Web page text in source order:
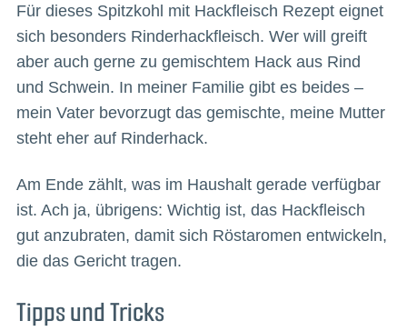
Für dieses Spitzkohl mit Hackfleisch Rezept eignet
sich besonders Rinderhackfleisch. Wer will greift
aber auch gerne zu gemischtem Hack aus Rind
und Schwein. In meiner Familie gibt es beides –
mein Vater bevorzugt das gemischte, meine Mutter
steht eher auf Rinderhack.
Am Ende zählt, was im Haushalt gerade verfügbar
ist. Ach ja, übrigens: Wichtig ist, das Hackfleisch
gut anzubraten, damit sich Röstaromen entwickeln,
die das Gericht tragen.
Tipps und Tricks